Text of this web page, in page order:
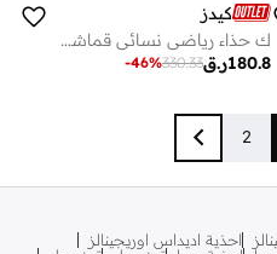
كيدز
ك حذاء رياضي نسائي قماشي برباط تشامبيون كاجوال كريمي
ر.ق180.8
330.33
-46%
2
احذية اديداس اوريجينالز